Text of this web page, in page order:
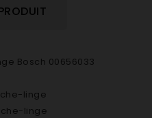
Bosch 00656033
linge
linge